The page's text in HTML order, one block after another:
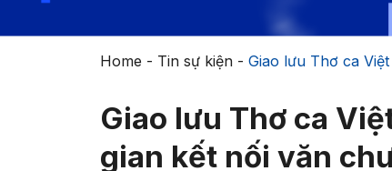
Home - Tin sự kiện- Giao lưu Thơ ca
Giao lưu Thơ ca
gian kết nối văn